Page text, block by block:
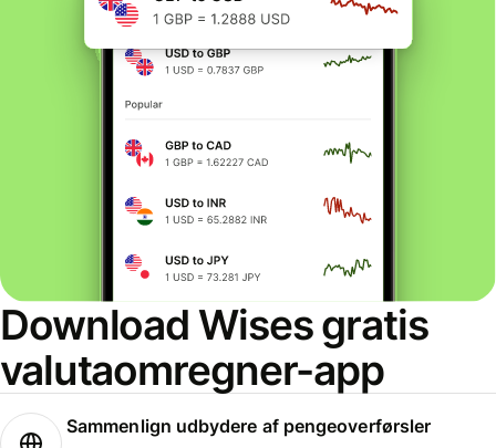
Download Wises gratis
valutaomregner-app
Sammenlign udbydere af pengeoverførsler